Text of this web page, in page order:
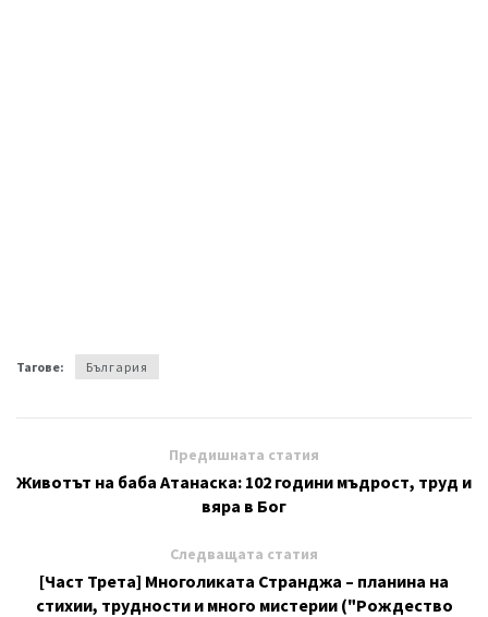
Тагове: България
Предишната статия
Животът на баба Атанаска: 102 години мъдрост, труд и
вяра в Бог
Следващата статия
[Част Трета] Многоликата Странджа – планина на
стихии, трудности и много мистерии ("Рождество